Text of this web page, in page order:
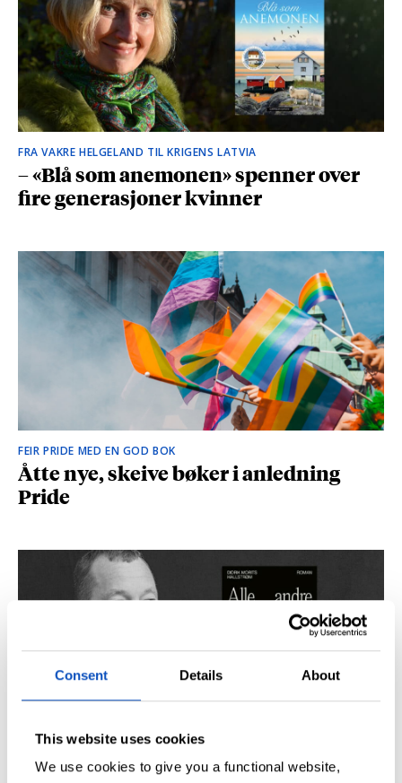
Consent Details About
This website uses cookies
We use cookies to give you a functional website,
FRA VAKRE HELGELAND TIL KRIGENS LATVIA
– «Blå som anemonen» spenner over
fire generasjoner kvinner
FEIR PRIDE MED EN GOD BOK
Åtte nye, skeive bøker i anledning
Pride
SÅ DU NRK-DOKUMENTAREN «AGENTEN»?
Didrik M. Hallstrøm: – Alt det med CIA